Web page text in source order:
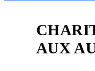
AUX